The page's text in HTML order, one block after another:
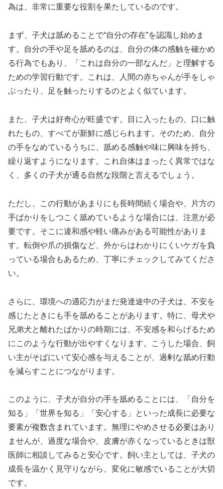
為は、非常に重要な役割を果たしているのです。
まず、子犬は舐めることで“自分の存在”を認識し始めま
す。自分の手や足を舐めるのは、自分の体の感触を確かめ
る行為でもあり、「これは自分の一部なんだ」と理解する
ための学習行動です。これは、人間の赤ちゃんが手をしゃ
ぶったり、足を触ったりするのとよく似ています。
また、子犬は好奇心が旺盛です。目に入ったもの、口に触
れたもの、すべてが新鮮に感じられます。そのため、自分
の手をなめているうちに、舐める感触や味に興味を持ち、
繰り返すようになります。これ自体はまったく異常ではな
く、多くの子犬が通る自然な段階と言えるでしょう。
ただし、この行動があまりにも長時間続く場合や、片方の
手ばかりをしつこく舐めているような場合には、注意が必
要です。そこに違和感や軽い痛みがある可能性がありま
す。転倒や爪の損傷など、外からはわかりにくいケガを負
っている場合もあるため、丁寧にチェックしてみてくださ
い。
さらに、環境への適応力がまだ発達途中の子犬は、不安を
感じたときにも手を舐めることがあります。特に、母犬や
兄弟犬と離れたばかりの時期には、不安感を和らげるため
にこのような行動が出やすくなります。こうした場合、飼
い主がそばにいて安心感を与えることが、過剰な舐め行動
を減らすことにつながります。
このように、子犬が自分の手を舐めることには、「自分を
知る」「世界を知る」「安心する」といった成長に必要な
要素が複数含まれています。無理にやめさせる必要はあり
ませんが、過度な場合や、皮膚が赤くなっているときは獣
医師に相談してみると安心です。飼い主としては、子犬の
成長を温かく見守りながら、変化に敏感でいることが大切
です。